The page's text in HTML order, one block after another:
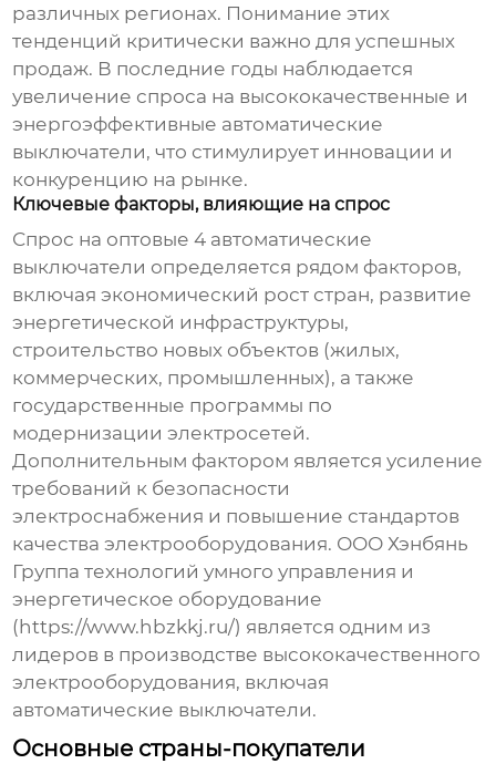
различных регионах. Понимание этих
тенденций критически важно для успешных
продаж. В последние годы наблюдается
увеличение спроса на высококачественные и
энергоэффективные автоматические
выключатели, что стимулирует инновации и
конкуренцию на рынке.
Ключевые факторы, влияющие на спрос
Спрос на оптовые 4 автоматические
выключатели определяется рядом факторов,
включая экономический рост стран, развитие
энергетической инфраструктуры,
строительство новых объектов (жилых,
коммерческих, промышленных), а также
государственные программы по
модернизации электросетей.
Дополнительным фактором является усиление
требований к безопасности
электроснабжения и повышение стандартов
качества электрооборудования. ООО Хэнбянь
Группа технологий умного управления и
энергетическое оборудование
( https://www.hbzkkj.ru/) является одним из
лидеров в производстве высококачественного
электрооборудования, включая
автоматические выключатели.
Основные страны-покупатели